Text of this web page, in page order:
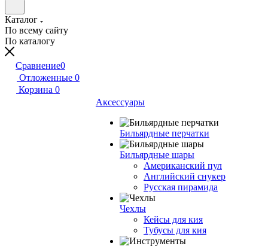
Каталог
По всему сайту
По каталогу
Сравнение0
Отложенные 0
Корзина 0
Аксессуары
Бильярдные перчатки
Бильярдные шары
Американский пул
Английский снукер
Русская пирамида
Чехлы
Кейсы для кия
Тубусы для кия